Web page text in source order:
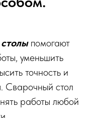
помогают
уменьшить
точность и
Сварочный стол
работы любой